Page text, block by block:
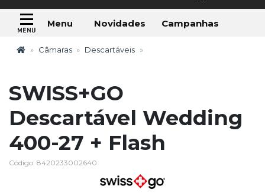
Menu Novidades Campanhas
Câmaras Descartáveis
SWISS+GO
Descartável Wedding
400-27 + Flash
Código: 8420233002640